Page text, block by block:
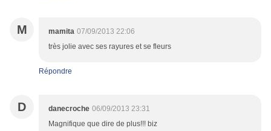
M mamita 07/09/2013 22:06
très jolie avec ses rayures et se fleurs
Répondre
D danecroche 06/09/2013 23:31
Magnifique que dire de plus!!! biz